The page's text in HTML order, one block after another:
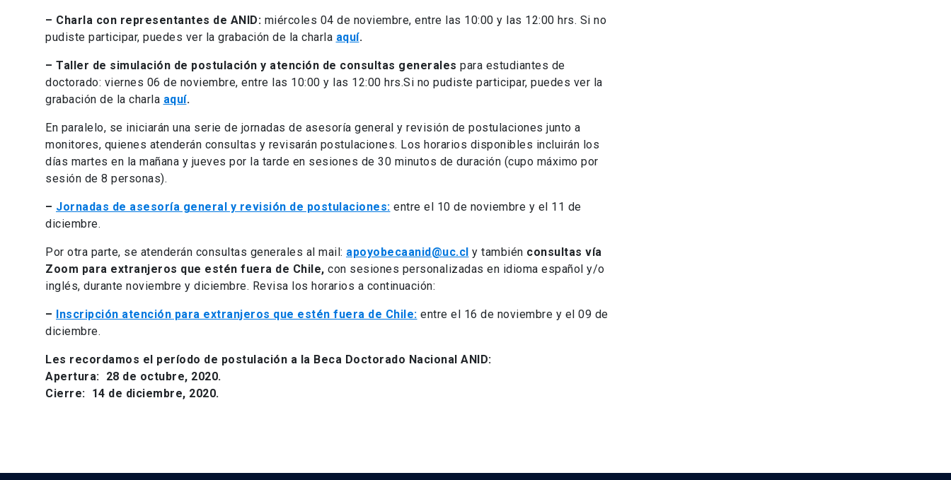
– Charla con representantes de ANID: miércoles 04 de noviembre, entre las 10:00 y las 12:00 hrs. Si no
pudiste participar, puedes ver la grabación de la charla aquí.
– Taller de simulación de postulación y atención de consultas generales para estudiantes de
doctorado: viernes 06 de noviembre, entre las 10:00 y las 12:00 hrs.Si no pudiste participar, puedes ver la
grabación de la charla aquí.
En paralelo, se iniciarán una serie de jornadas de asesoría general y revisión de postulaciones junto a
monitores, quienes atenderán consultas y revisarán postulaciones. Los horarios disponibles incluirán los
días martes en la mañana y jueves por la tarde en sesiones de 30 minutos de duración (cupo máximo por
sesión de 8 personas).
– Jornadas de asesoría general y revisión de postulaciones: entre el 10 de noviembre y el 11 de
diciembre.
Por otra parte, se atenderán consultas generales al mail: apoyobecaanid@uc.cl y también consultas vía
Zoom para extranjeros que estén fuera de Chile, con sesiones personalizadas en idioma español y/o
inglés, durante noviembre y diciembre. Revisa los horarios a continuación:
– Inscripción atención para extranjeros que estén fuera de Chile: entre el 16 de noviembre y el 09 de
diciembre.
Les recordamos el período de postulación a la Beca Doctorado Nacional ANID:
Apertura: 28 de octubre, 2020.
Cierre: 14 de diciembre, 2020.